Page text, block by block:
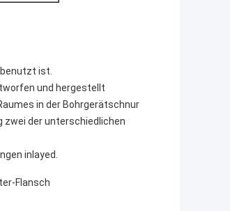
ist.
und hergestellt
in der Bohrgerätschnur
zwei der unterschiedlichen
inlayed.
Flansch